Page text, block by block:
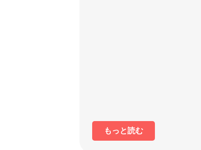
もっと読む